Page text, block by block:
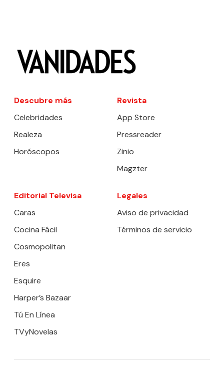
Descubre más
Celebridades
Realeza
Horóscopos
Revista
App Store
Pressreader
Zinio
Magzter
Editorial Televisa
Caras
Cocina Fácil
Cosmopolitan
Eres
Esquire
Harper’s Bazaar
Tú En Línea
TVyNovelas
Legales
Aviso de privacidad
Términos de servicio